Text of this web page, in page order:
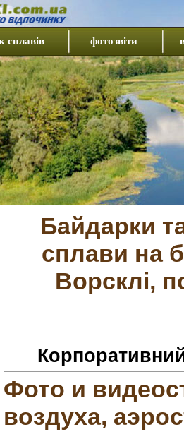
сплавів фотозвіти
Байдарки
сплави на
Ворсклі,
Фото и
воздуха,